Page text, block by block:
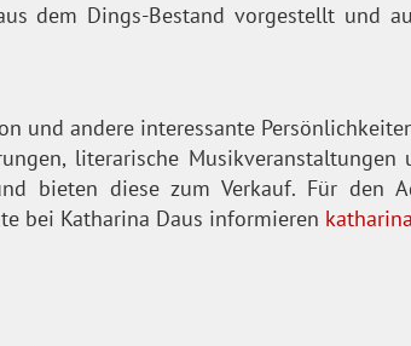
dem Dings-Bestand vorgestellt und
und andere interessante
literarische
bieten diese zum Verkauf. Für den
bei Katharina Daus informieren